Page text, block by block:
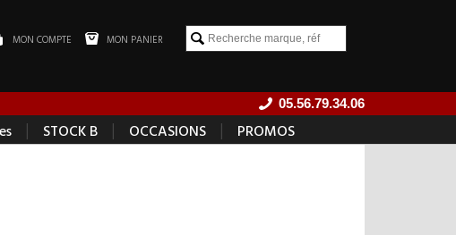
MON PANIER
MON COMPTE
05.56.79.34.06
| STOCK B | OCCASIONS | PROMOS